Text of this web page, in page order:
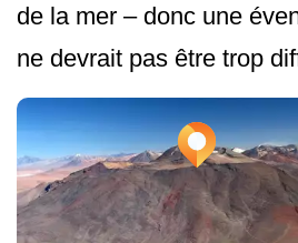
de la mer – donc une
ne devrait pas être trop